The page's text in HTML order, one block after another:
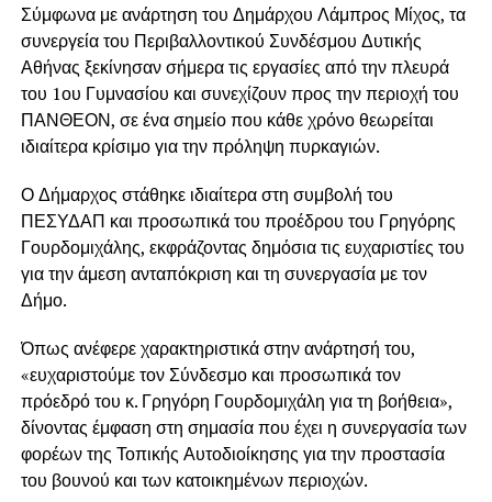
Σύμφωνα με ανάρτηση του Δημάρχου Λάμπρος Μίχος, τα
συνεργεία του Περιβαλλοντικού Συνδέσμου Δυτικής
Αθήνας ξεκίνησαν σήμερα τις εργασίες από την πλευρά
του 1ου Γυμνασίου και συνεχίζουν προς την περιοχή του
ΠΑΝΘΕΟΝ, σε ένα σημείο που κάθε χρόνο θεωρείται
ιδιαίτερα κρίσιμο για την πρόληψη πυρκαγιών.
Ο Δήμαρχος στάθηκε ιδιαίτερα στη συμβολή του
ΠΕΣΥΔΑΠ και προσωπικά του προέδρου του Γρηγόρης
Γουρδομιχάλης, εκφράζοντας δημόσια τις ευχαριστίες του
για την άμεση ανταπόκριση και τη συνεργασία με τον
Δήμο.
Όπως ανέφερε χαρακτηριστικά στην ανάρτησή του,
«ευχαριστούμε τον Σύνδεσμο και προσωπικά τον
πρόεδρό του κ. Γρηγόρη Γουρδομιχάλη για τη βοήθεια»,
δίνοντας έμφαση στη σημασία που έχει η συνεργασία των
φορέων της Τοπικής Αυτοδιοίκησης για την προστασία
του βουνού και των κατοικημένων περιοχών.